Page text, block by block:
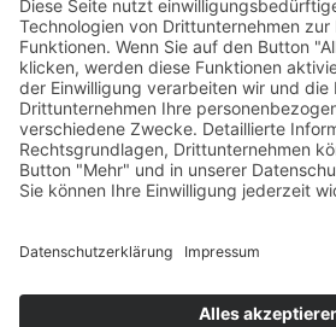
Impressum
Datenschutz
AGBs
Sitemap
vorbehalten.